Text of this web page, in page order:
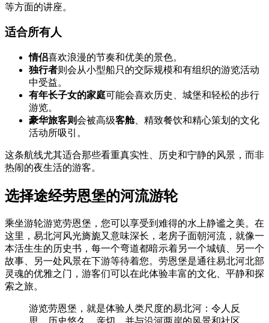
等方面的讲座。
适合所有人
情侣喜欢浪漫的节奏和优美的景色。
独行者则会从小型船只的交际规模和有组织的游览活动
中受益。
有年长子女的家庭可能会喜欢历史、城堡和轻松的步行
游览。
豪华旅客则会被高级客舱、精致餐饮和精心策划的文化
活动所吸引。
这条航线尤其适合那些看重真实性、历史和宁静的风景，而非
热闹的夜生活的游客。
选择途经劳恩堡的河流游轮
乘坐游轮游览劳恩堡，您可以享受到难得的水上静谧之美。在
这里，易北河风光旖旎又意味深长，老房子面朝河流，就像一
本活生生的历史书，每一个弯道都暗示着另一个城镇、另一个
故事、另一处风景在下游等待着您。劳恩堡是通往易北河北部
灵魂的优雅之门，游客们可以在此体验丰富的文化、平静和探
索之旅。
游览劳恩堡，就是体验人类尺度的易北河：令人反
思、历史悠久、亲切，并与沿河两岸的风景和社区